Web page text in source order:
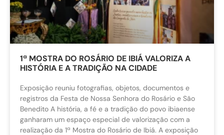
1ª MOSTRA DO ROSÁRIO DE IBIÁ VALORIZA A
HISTÓRIA E A TRADIÇÃO NA CIDADE
Exposição reuniu fotografias, objetos, documentos e
registros da Festa de Nossa Senhora do Rosário e São
Benedito A história, a fé e a tradição do povo ibiaense
ganharam um espaço especial de valorização com a
realização da 1ª Mostra do Rosário de Ibiá. A exposição